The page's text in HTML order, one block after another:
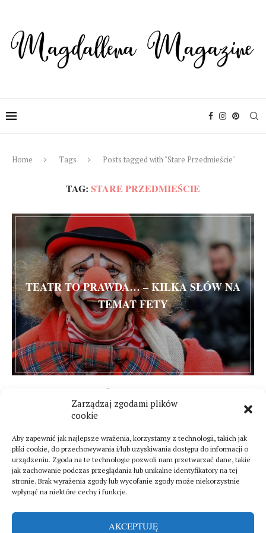
Zarządzaj zgodami plików
cookie
Aby zapewnić jak najlepsze wrażenia, korzystamy z technologii, takich jak
pliki cookie, do przechowywania i/lub uzyskiwania dostępu do informacji o
urządzeniu. Zgoda na te technologie pozwoli nam przetwarzać dane, takie
jak zachowanie podczas przeglądania lub unikalne identyfikatory na tej
stronie. Brak wyrażenia zgody lub wycofanie zgody może niekorzystnie
wpłynąć na niektóre cechy i funkcje.
AKCEPTUJĘ
Home Tags Posts tagged with "Stare Przedmieście"
TAG: STARE PRZEDMIEŚCIE
TEATR TO PRAWDA… – KILKA SŁÓW NA
TEMAT FETY
5 komentarzy